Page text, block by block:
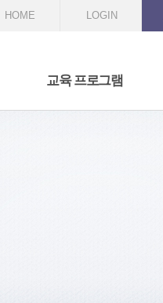
HOME LOGIN
교육 프로그램